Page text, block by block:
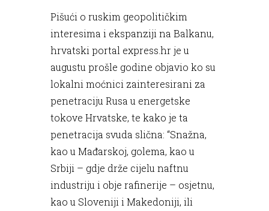
Pišući o ruskim geopolitičkim
interesima i ekspanziji na Balkanu,
hrvatski portal express.hr je u
augustu prošle godine objavio ko su
lokalni moćnici zainteresirani za
penetraciju Rusa u energetske
tokove Hrvatske, te kako je ta
penetracija svuda slična: “Snažna,
kao u Mađarskoj, golema, kao u
Srbiji – gdje drže cijelu naftnu
industriju i obje rafinerije – osjetnu,
kao u Sloveniji i Makedoniji, ili